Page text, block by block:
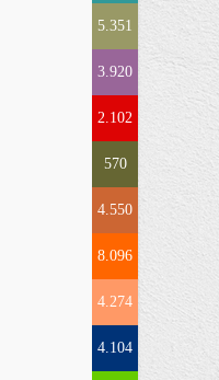
5.351
3.920
2.102
570
4.550
8.096
4.274
4.104